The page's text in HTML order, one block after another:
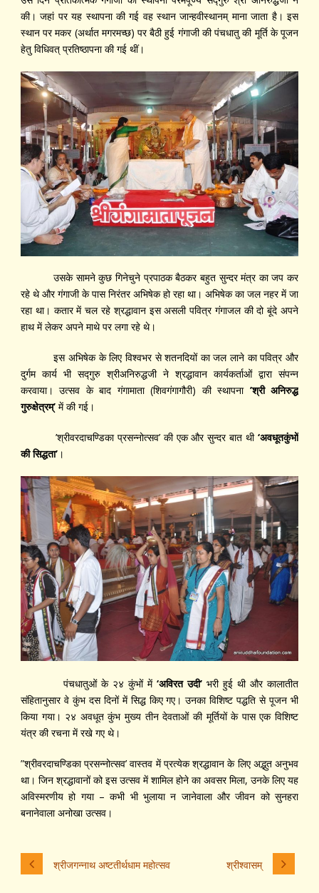
की। जहां पर यह स्थापना की गई वह स्थान जान्हवीस्थानम् माना जाता है। इस
स्थान पर मकर (अर्थात मगरमच्छ) पर बैठी हुई गंगाजी की पंचधातु की मूर्ति के पूजन
हेतु विधिवत्‌ प्रतिष्ठापना की गई थीं।
उसके सामने कुछ गिनेचुने प्रपाठक बैठकर बहुत सुन्दर मंत्र का जप कर
रहे थे और गंगाजी के पास निरंतर अभिषेक हो रहा था। अभिषेक का जल नहर में जा
रहा था। कतार में चल रहे श्रद्धावान इस असली पवित्र गंगाजल की दो बूंदे अपने
हाथ में लेकर अपने माथे पर लगा रहे थे।
इस अभिषेक के लिए विश्वभर से शतनदियों का जल लाने का पवित्र और
दुर्गम कार्य भी सद्‍गुरु श्रीअनिरुद्धजी ने श्रद्धावान कार्यकर्ताओं द्वारा संपन्न
करवाया। उत्सव के बाद गंगामाता (शिवगंगागौरी) की स्थापना ’श्री अनिरुद्ध
गुरुक्षेत्रम्’ में की गई।
’श्रीवरदाचण्डिका प्रसन्नोत्सव’ की एक और सुन्दर बात थी ‘अवधूतकुंभों
की सिद्धता’ ।
पंचधातुओं के २४ कुंभों में ‘अविरत उदी’ भरी हुई थी और कालातीत
संहितानुसार वे कुंभ दस दिनों में सिद्ध किए गए। उनका विशिष्ट पद्धति से पूजन भी
किया गया। २४ अवधूत कुंभ मुख्य तीन देवताओं की मूर्तियों के पास एक विशिष्ट
यंत्र की रचना में रखे गए थे।
”श्रीवरदाचण्डिका प्रसन्नोत्सव’ वास्तव में प्रत्येक श्रद्धावान के लिए अद्भुत अनुभव
था। जिन श्रद्धावानों को इस उत्सव में शामिल होने का अवसर मिला, उनके लिए यह
अविस्मरणीय हो गया – कभी भी भुलाया न जानेवाला और जीवन को सुनहरा
बनानेवाला अनोखा उत्सव।
श्रीजगन्नाथ अष्टतीर्थधाम महोत्सव श्रीश्‍वासम्